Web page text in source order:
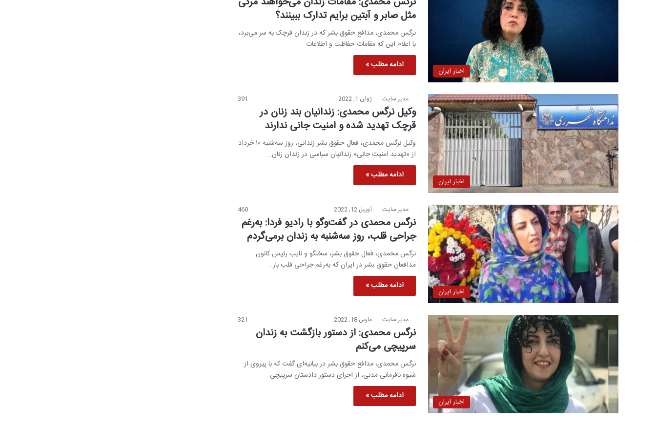
اخبار ایران
مثل صابر و آبتین برایم تدارک ببینند؟
نرگس محمدی، مدافع حقوق بشر که در زندان قرچک به سر می‌برد،
با اعلام این که مقامات حفاظت و اطلاعات…
ادامه مطلب »
اخبار ایران
مدیر سایت ژوئن 1, 2022 391
وکیل نرگس محمدی: زندانیان بند زنان در
قرچک تهدید شده و امنیت جانی ندارند
وکیل نرگس محمدی، فعال حقوق بشر زندانی، روز سه‌شنبه ۱۰ خرداد
از «تهدید امنیت جانی» زندانیان سیاسی در زندان زنان…
ادامه مطلب »
اخبار ایران
مدیر سایت آوریل 12, 2022 460
نرگس محمدی در گفت‌وگو با رادیو فردا:‌ به‌رغم
جراحی قلب، روز سه‌شنبه به زندان برمی‌گردم
نرگس محمدی، فعال حقوق بشر، سخنگو و نایب رئیس کانون
مدافعان حقوق بشر در ایران که به‌رغم جراحی قلب بار…
ادامه مطلب »
اخبار ایران
مدیر سایت مارس 18, 2022 321
نرگس محمدی: از دستور بازگشت به زندان
سرپیچی می‌کنم
نرگس محمدی، مدافع حقوق بشر در بیانیه‌ای گفت که با پیروی از
شیوه نافرمانی مدنی، از اجرای دستور دادستان سرپیچی…
ادامه مطلب »